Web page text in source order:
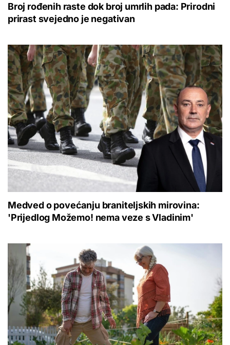
Broj rođenih raste dok broj umrlih pada: Prirodni
prirast svejedno je negativan
Medved o povećanju braniteljskih mirovina:
'Prijedlog Možemo! nema veze s Vladinim'